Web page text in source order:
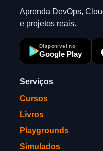
Aprenda DevOps,
e projetos reais.
Disponível no
Google Play
Serviços
Cursos
Livros
Playgrounds
Simulados